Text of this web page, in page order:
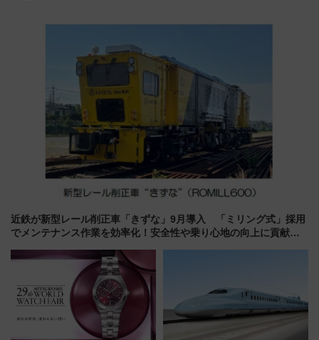
「第2弾」も
近鉄が新型レール削正車「きずな」9月導入 「ミリング式」採用
でメンテナンス作業を効率化！安全性や乗り心地の向上に貢献す